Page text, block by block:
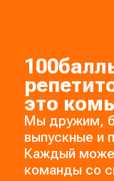
это
Мы дружим,
выпускные и
Каждый
команды со